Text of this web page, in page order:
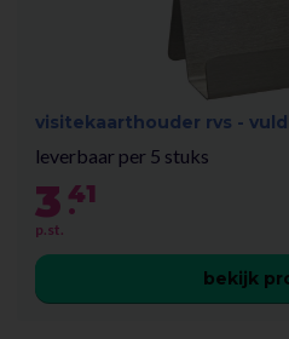
visitekaarthouder rvs -
leverbaar per 5 stuks
3 .
41
p.st.
bekijk